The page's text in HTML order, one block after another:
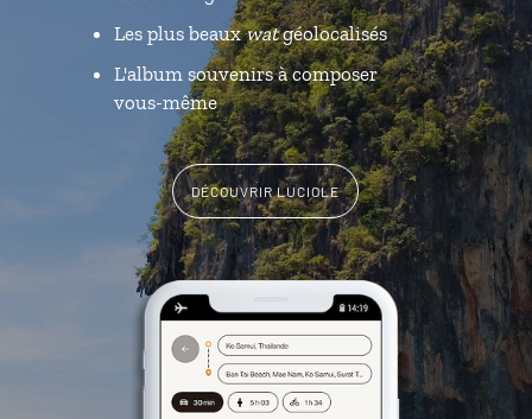
Les plus beauxwatgéolocalisés
L'album souvenirs à composer
vous-même
DÉCOUVRIR LUCIOLE